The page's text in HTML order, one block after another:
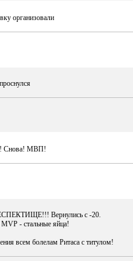
организовали
Снова! МВП!
Вернулись с -20.
- стальные яйца!
всем болелам Ритаса с титулом!